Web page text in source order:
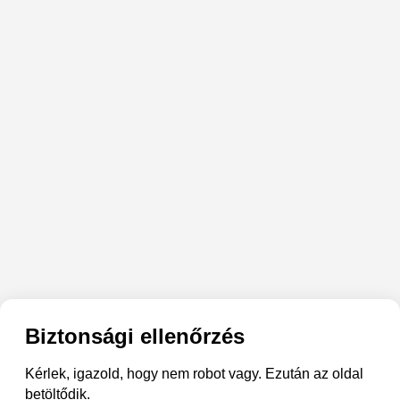
Biztonsági ellenőrzés
Kérlek, igazold, hogy nem robot vagy. Ezután az oldal
betöltődik.